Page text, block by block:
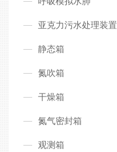
亚克力污水处理装置
静态箱
氮吹箱
干燥箱
氮气密封箱
观测箱